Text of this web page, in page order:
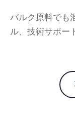
バルク原料でも
ル、技術サポー